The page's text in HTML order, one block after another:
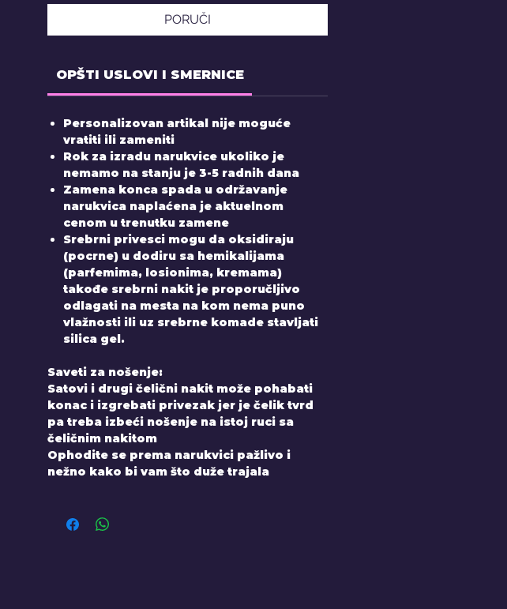
PORUČI
OPŠTI USLOVI I SMERNICE
Personalizovan artikal nije moguće
vratiti ili zameniti
Rok za izradu narukvice ukoliko je
nemamo na stanju je 3-5 radnih dana
Zamena konca spada u održavanje
narukvica naplaćena je aktuelnom
cenom u trenutku zamene
Srebrni privesci mogu da oksidiraju
(pocrne) u dodiru sa hemikalijama
(parfemima, losionima, kremama)
takođe srebrni nakit je proporučljivo
odlagati na mesta na kom nema puno
vlažnosti ili uz srebrne komade stavljati
silica gel.
Saveti za nošenje:
Satovi i drugi čelični nakit može pohabati
konac i izgrebati privezak jer je čelik tvrd
pa treba izbeći nošenje na istoj ruci sa
čeličnim nakitom
Ophodite se prema narukvici pažlivo i
nežno kako bi vam što duže trajala